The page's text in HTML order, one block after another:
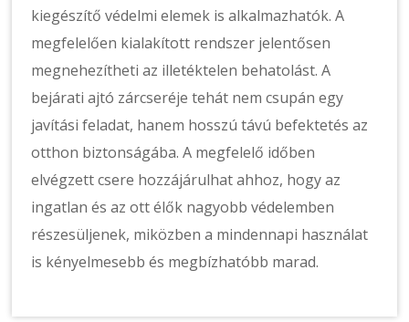
kiegészítő védelmi elemek is alkalmazhatók. A
megfelelően kialakított rendszer jelentősen
megnehezítheti az illetéktelen behatolást. A
bejárati ajtó zárcseréje tehát nem csupán egy
javítási feladat, hanem hosszú távú befektetés az
otthon biztonságába. A megfelelő időben
elvégzett csere hozzájárulhat ahhoz, hogy az
ingatlan és az ott élők nagyobb védelemben
részesüljenek, miközben a mindennapi használat
is kényelmesebb és megbízhatóbb marad.